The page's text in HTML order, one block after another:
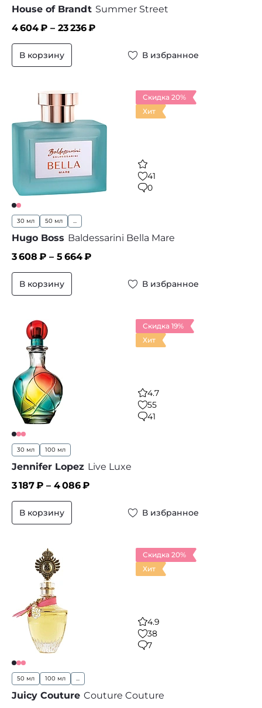
House of Brandt Summer Street
4 604₽ – 23 236₽
В корзину В избранное
Скидка 20%
Хит
41
0
30 мл 50 мл ...
Hugo Boss Baldessarini Bella Mare
3 608 ₽ – 5 664₽
В корзину В избранное
Скидка 19%
Хит
4.7
55
41
30 мл 100 мл
Jennifer Lopez Live Luxe
3 187₽ – 4 086₽
В корзину В избранное
Скидка 20%
Хит
4.9
38
7
50 мл 100 мл ...
Juicy Couture Couture Couture